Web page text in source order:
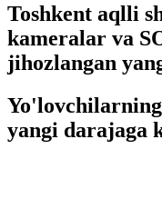
Toshkent aqlli
kameralar va
jihozlangan
yangi darajaga